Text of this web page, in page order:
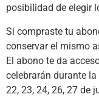
posibilidad de elegir
Si compraste tu
conservar el mismo
El abono te da
celebrarán durante
22, 23, 24, 26, 27 de